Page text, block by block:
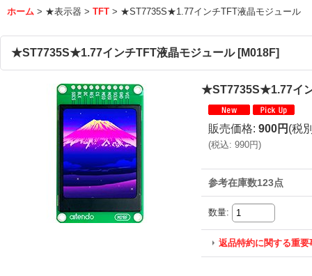
ホーム > ★表示器 > TFT > ★ST7735S★1.77インチTFT液晶モジュール
★ST7735S★1.77インチTFT液晶モジュール [M018F]
★ST7735S★1.77イ
販売価格: 900円 (税
(税込: 990円)
参考在庫数123点
数量:
返品特約に関する重要